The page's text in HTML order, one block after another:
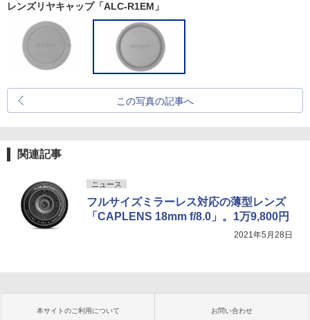
レンズリヤキャップ「ALC-R1EM」
この写真の記事へ
関連記事
ニュース
フルサイズミラーレス対応の薄型レンズ
「CAPLENS 18mm f/8.0」。1万9,800円
2021年5月28日
本サイトのご利用について お問い合わせ